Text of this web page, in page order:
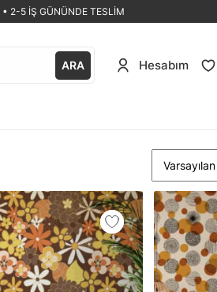
2-5 İŞ GÜNÜNDE TESLİM
ARA Hesabım